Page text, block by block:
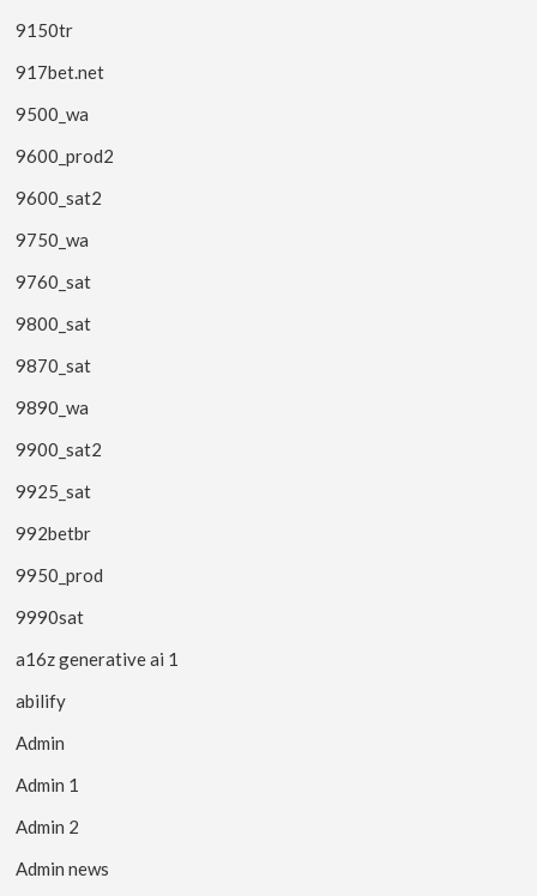
9150tr
917bet.net
9500_wa
9600_prod2
9600_sat2
9750_wa
9760_sat
9800_sat
9870_sat
9890_wa
9900_sat2
9925_sat
992betbr
9950_prod
9990sat
a16z generative ai 1
abilify
Admin
Admin 1
Admin 2
Admin news